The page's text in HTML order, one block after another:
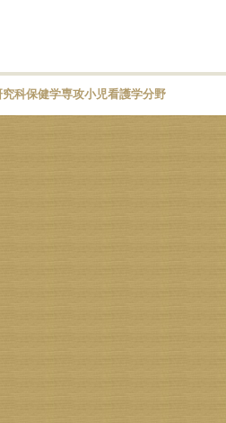
科保健学専攻小児看護学分野